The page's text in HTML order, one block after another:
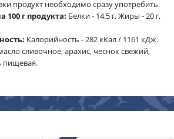
продукт необходимо сразу употребить.
г продукта: Белки - 14.5 г, Жиры - 20 г,
Калорийность - 282 кКал / 1161 кДж.
сливочное, арахис, чеснок свежий,
пищевая.